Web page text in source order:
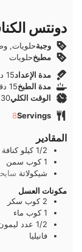
دونتس
وجبةحلويات,
مطبخحلويات
مدة الإعداد15
مدة الطبخ15
الوقت الكلي30
Servings
8
المقادير
1/2 كيلو كنافة
1 كوب سمن
شيكولاتة
مكونات العسل
2 كوب سكر
1 كوب ماء
1/2 عدد
فانيليا